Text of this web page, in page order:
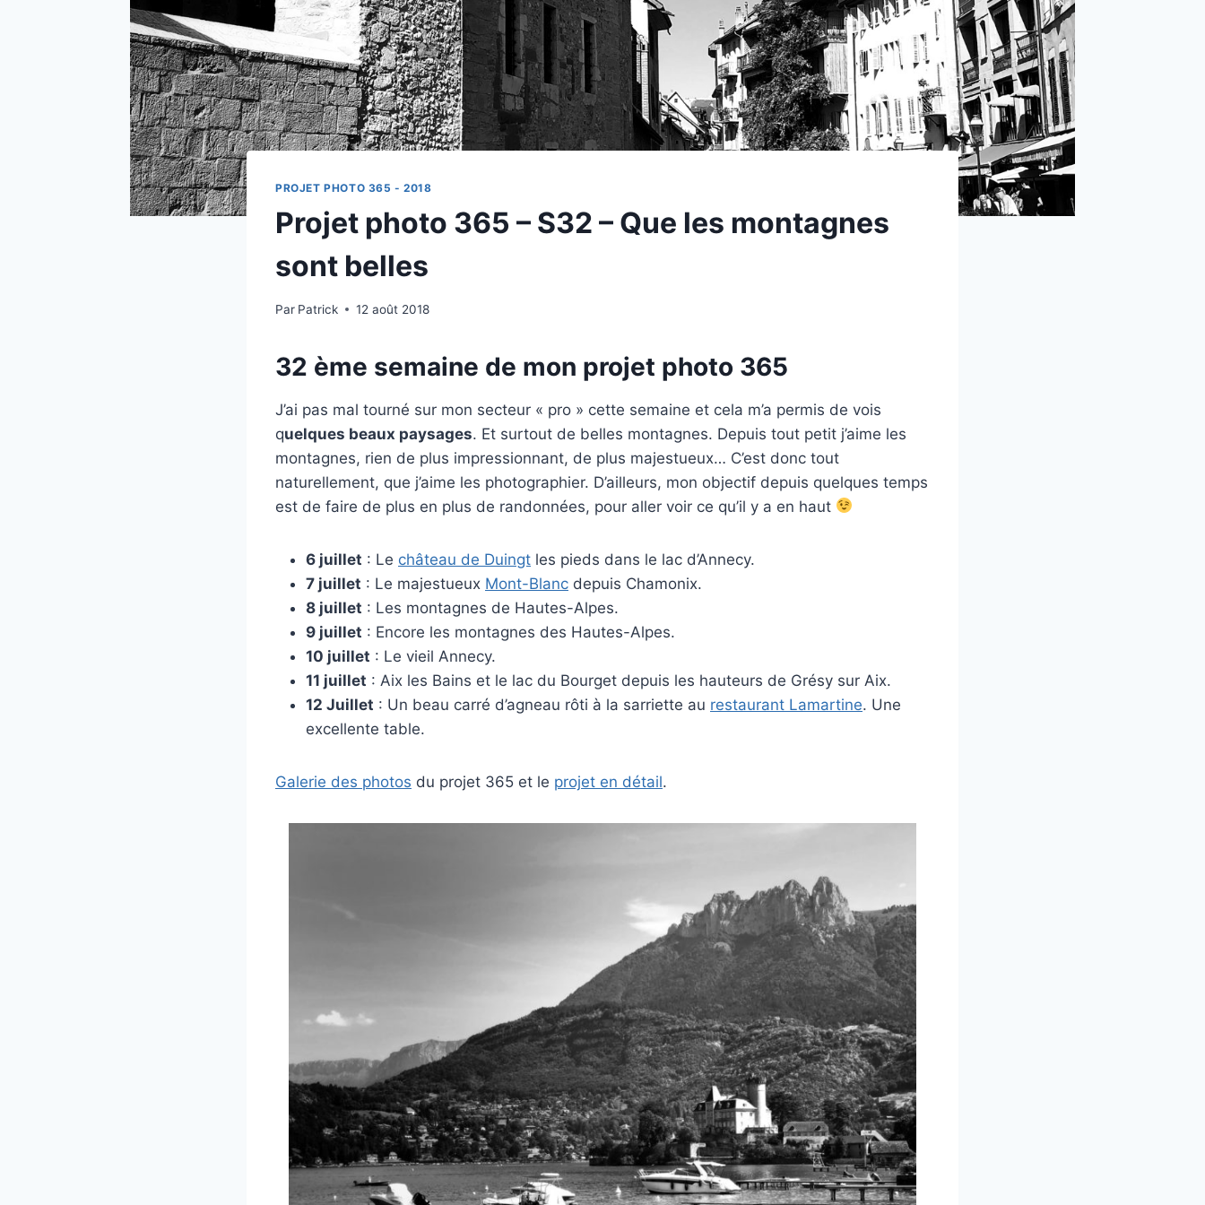
PROJET PHOTO 365 - 2018
Projet photo 365 – S32 – Que les montagnes
sont belles
Par Patrick 12 août 2018
32 ème semaine de mon projet photo 365
J’ai pas mal tourné sur mon secteur « pro » cette semaine et cela m’a permis de vois
quelques beaux paysages. Et surtout de belles montagnes. Depuis tout petit j’aime les
montagnes, rien de plus impressionnant, de plus majestueux… C’est donc tout
naturellement, que j’aime les photographier. D’ailleurs, mon objectif depuis quelques temps
est de faire de plus en plus de randonnées, pour aller voir ce qu’il y a en haut
6 juillet : Le château de Duingt les pieds dans le lac d’Annecy.
7 juillet : Le majestueux Mont-Blanc depuis Chamonix.
8 juillet : Les montagnes de Hautes-Alpes.
9 juillet : Encore les montagnes des Hautes-Alpes.
10 juillet : Le vieil Annecy.
11 juillet : Aix les Bains et le lac du Bourget depuis les hauteurs de Grésy sur Aix.
12 Juillet : Un beau carré d’agneau rôti à la sarriette au restaurant Lamartine. Une
excellente table.
Galerie des photos du projet 365 et le projet en détail.